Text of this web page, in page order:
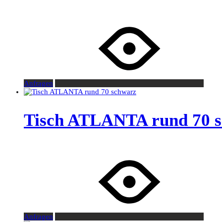
Anfragen
Tisch ATLANTA rund 70
Anfragen